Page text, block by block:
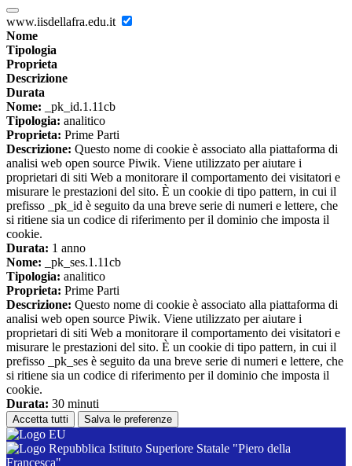
www.iisdellafra.edu.it
Nome
Tipologia
Proprieta
Descrizione
Durata
Nome: _pk_id.1.11cb
Tipologia: analitico
Proprieta: Prime Parti
Descrizione: Questo nome di cookie è associato alla piattaforma di
analisi web open source Piwik. Viene utilizzato per aiutare i
proprietari di siti Web a monitorare il comportamento dei visitatori e
misurare le prestazioni del sito. È un cookie di tipo pattern, in cui il
prefisso _pk_id è seguito da una breve serie di numeri e lettere, che
si ritiene sia un codice di riferimento per il dominio che imposta il
cookie.
Durata: 1 anno
Nome: _pk_ses.1.11cb
Tipologia: analitico
Proprieta: Prime Parti
Descrizione: Questo nome di cookie è associato alla piattaforma di
analisi web open source Piwik. Viene utilizzato per aiutare i
proprietari di siti Web a monitorare il comportamento dei visitatori e
misurare le prestazioni del sito. È un cookie di tipo pattern, in cui il
prefisso _pk_ses è seguito da una breve serie di numeri e lettere, che
si ritiene sia un codice di riferimento per il dominio che imposta il
cookie.
Durata: 30 minuti
Accetta tutti Salva le preferenze
Istituto Superiore Statale "Piero della
Francesca"